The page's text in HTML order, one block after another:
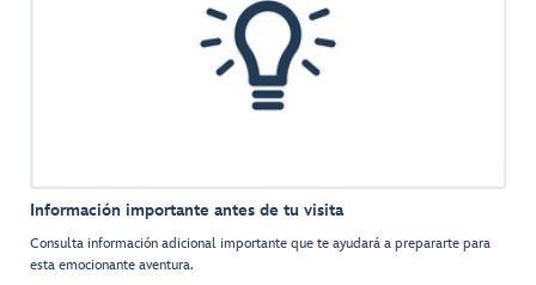
Información importante antes de tu visita
Consulta información adicional importante que te ayudará a prepararte para
esta emocionante aventura.